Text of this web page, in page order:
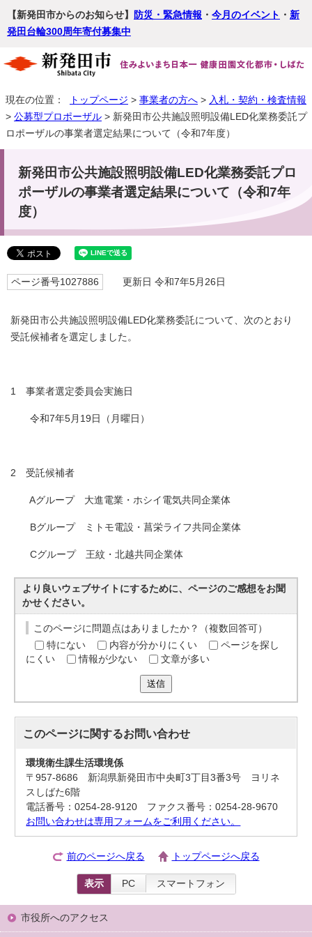
【新発田市からのお知らせ】 防災・緊急情報 ・ 今月のイベント ・ 新
発田台輪300周年寄付募集中
現在の位置： トップページ > 事業者の方へ > 入札・契約・検査情報
> 公募型プロポーザル > 新発田市公共施設照明設備LED化業務委託プ
ロポーザルの事業者選定結果について（令和7年度）
新発田市公共施設照明設備LED化業務委託プロ
ポーザルの事業者選定結果について（令和7年
度）
ページ番号1027886 更新日 令和7年5月26日
新発田市公共施設照明設備LED化業務委託について、次のとおり
受託候補者を選定しました。
1 事業者選定委員会実施日
令和7年5月19日（月曜日）
2 受託候補者
Aグループ 大進電業・ホシイ電気共同企業体
Bグループ ミトモ電設・菖栄ライフ共同企業体
Cグループ 王紋・北越共同企業体
より良いウェブサイトにするために、ページのご感想をお聞
かせください。
このページに問題点はありましたか？（複数回答可）
特にない
内容が分かりにくい
ページを探し
にくい
情報が少ない 文章が多い
送信
このページに関するお問い合わせ
環境衛生課生活環境係
〒957-8686 新潟県新発田市中央町3丁目3番3号 ヨリネ
スしばた6階
電話番号：0254-28-9120 ファクス番号：0254-28-9670
お問い合わせは専用フォームをご利用ください。
前のページへ戻る トップページへ戻る
表示 PC スマートフォン
市役所へのアクセス